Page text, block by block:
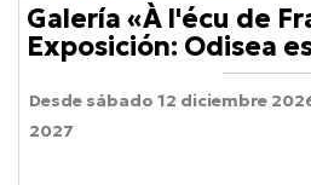
Galería «À l'écu de
Exposición: Odisea
Desde sábado 12 diciembre
2027